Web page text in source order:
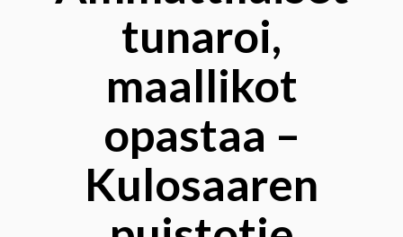
tunaroi,
maallikot
opastaa –
Kulosaaren